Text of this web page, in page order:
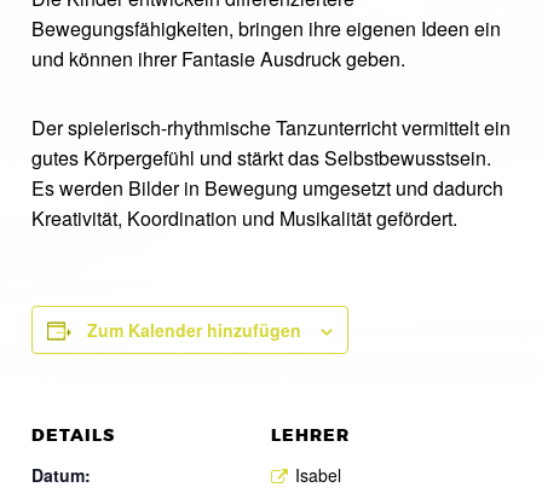
Bewegungsfähigkeiten, bringen ihre eigenen Ideen ein
und können ihrer Fantasie Ausdruck geben.
Der spielerisch-rhythmische Tanzunterricht vermittelt ein
gutes Körpergefühl und stärkt das Selbstbewusstsein.
Es werden Bilder in Bewegung umgesetzt und dadurch
Kreativität, Koordination und Musikalität gefördert.
Zum Kalender hinzufügen
DETAILS
Datum:
LEHRER
Isabel